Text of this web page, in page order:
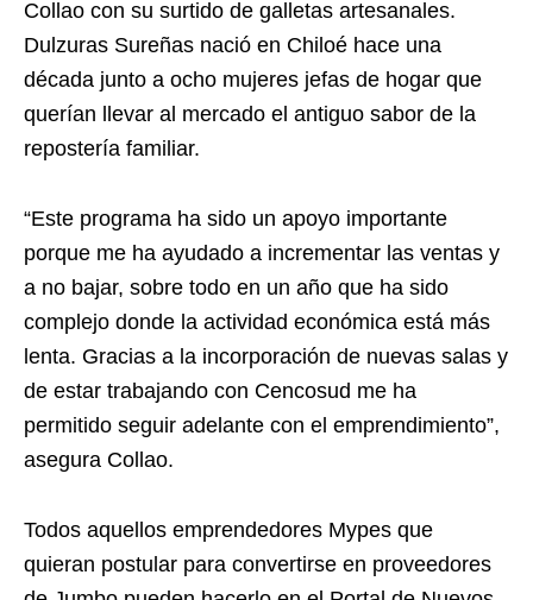
Collao con su surtido de galletas artesanales.
Dulzuras Sureñas nació en Chiloé hace una
década junto a ocho mujeres jefas de hogar que
querían llevar al mercado el antiguo sabor de la
repostería familiar.
“Este programa ha sido un apoyo importante
porque me ha ayudado a incrementar las ventas y
a no bajar, sobre todo en un año que ha sido
complejo donde la actividad económica está más
lenta. Gracias a la incorporación de nuevas salas y
de estar trabajando con Cencosud me ha
permitido seguir adelante con el emprendimiento”,
asegura Collao.
Todos aquellos emprendedores Mypes que
quieran postular para convertirse en proveedores